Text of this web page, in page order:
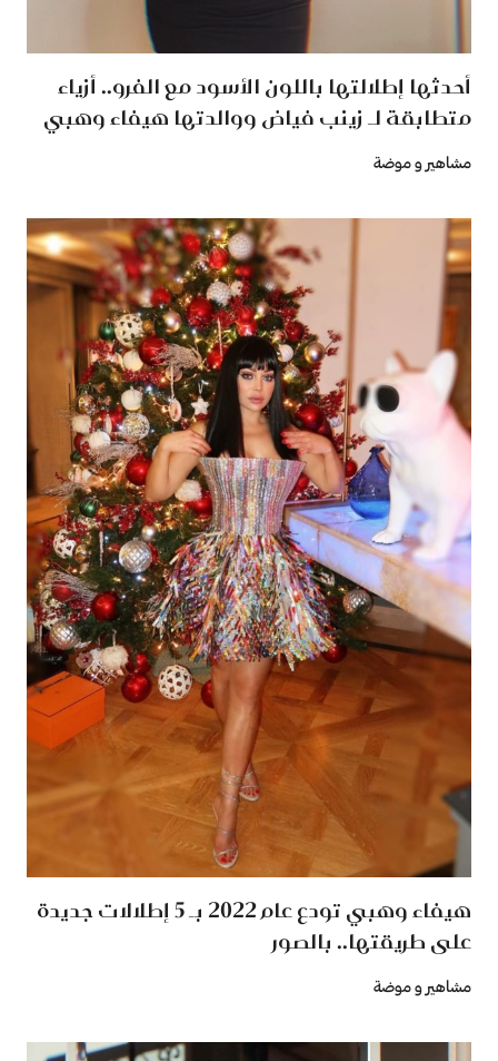
أحدثها إطلالتها باللون الأسود مع الفرو.. أزياء
متطابقة لـ زينب فياض ووالدتها هيفاء وهبي
مشاهير و موضة
هيفاء وهبي تودع عام 2022 بـ 5 إطلالات جديدة
على طريقتها.. بالصور
مشاهير و موضة